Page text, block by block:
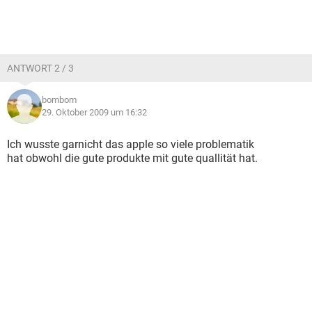
ANTWORT 2 / 3
bombom
29. Oktober 2009 um 16:32
Ich wusste garnicht das apple so viele problematik
hat obwohl die gute produkte mit gute quallität hat.